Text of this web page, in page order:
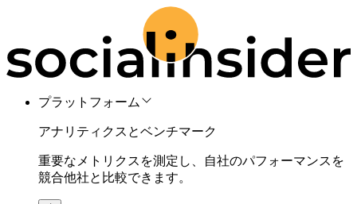
プラットフォーム
アナリティクスとベンチマーク
重要なメトリクスを測定し、自社のパフォーマンスを
競合他社と比較できます。